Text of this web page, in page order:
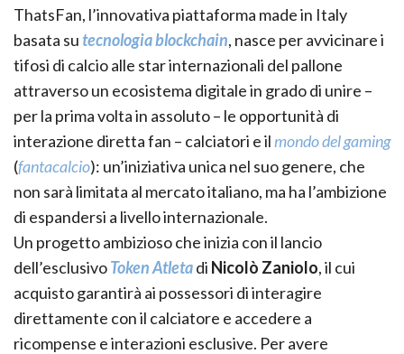
ThatsFan, l’innovativa piattaforma made in Italy
basata su tecnologia blockchain, nasce per avvicinare i
tifosi di calcio alle star internazionali del pallone
attraverso un ecosistema digitale in grado di unire –
per la prima volta in assoluto – le opportunità di
interazione diretta fan – calciatori e il mondo del gaming
(fantacalcio): un’iniziativa unica nel suo genere, che
non sarà limitata al mercato italiano, ma ha l’ambizione
di espandersi a livello internazionale.
Un progetto ambizioso che inizia con il lancio
dell’esclusivoToken Atletadi Nicolò Zaniolo, il cui
acquisto garantirà ai possessori di interagire
direttamente con il calciatore e accedere a
ricompense e interazioni esclusive. Per avere